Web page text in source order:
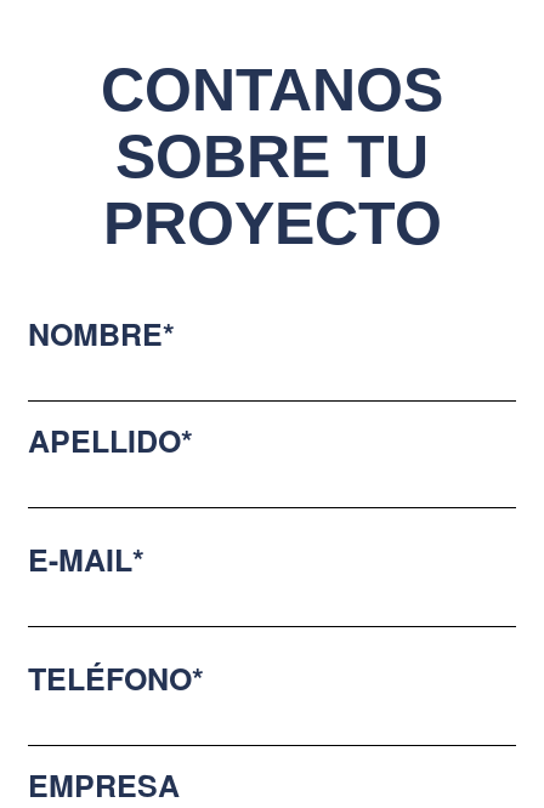
CONTANOS
SOBRE TU
PROYECTO
NOMBRE*
APELLIDO*
E-MAIL*
TELÉFONO*
EMPRESA